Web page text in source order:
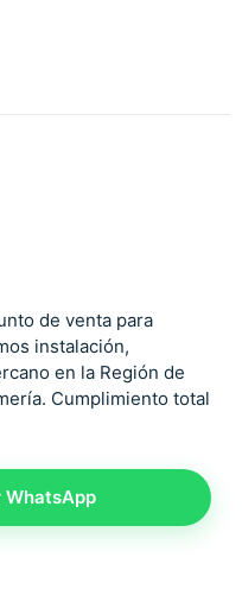
de venta para
instalación,
en la Región de
Cumplimiento total